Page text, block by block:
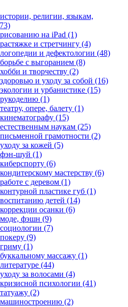
религии, языкам,
на iPad (1)
и стретчингу (4)
и дефектологии (48)
с выгоранием (8)
и творчеству (2)
и уходу за собой (16)
и урбанистике (15)
(1)
опере, балету (1)
(15)
наукам (25)
грамотности (2)
за кожей (5)
шуй (1)
(6)
мастерству (6)
с деревом (1)
пластике губ (1)
детей (14)
осанки (6)
фэшн (9)
(7)
(9)
(1)
массажу (1)
(44)
за волосами (4)
психологии (41)
(2)
(2)